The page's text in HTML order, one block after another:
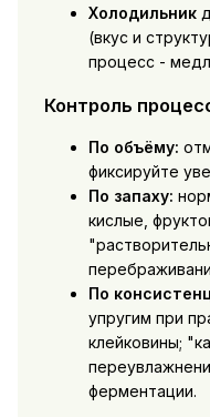
Холодильник
(вкус и
процесс -
Контроль
По объёму:
фиксируйте
По запаху:
кислые,
По
упругим при
клейковины;
ферментации.